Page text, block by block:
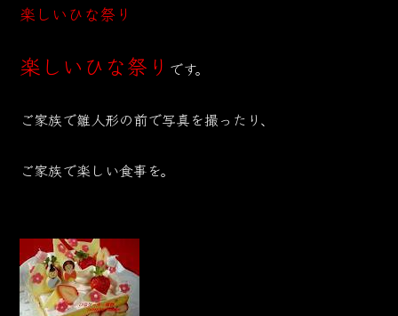
楽しいひな祭り
楽しいひな祭り です。
ご家族で雛人形の前で写真を撮ったり、
ご家族で楽しい食事を。